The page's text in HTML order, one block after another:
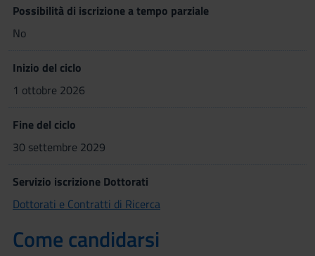
Possibilità di iscrizione a tempo parziale
No
Inizio del ciclo
1 ottobre 2026
Fine del ciclo
30 settembre 2029
Servizio iscrizione Dottorati
Dottorati e Contratti di Ricerca
Come candidarsi